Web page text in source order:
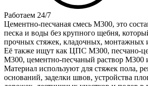
Работаем 24/7
Цементно-песчаная смесь М300, это
песка и воды без крупного щебня,
прочных стяжек, кладочных, монтажных
Её также ищут как ЦПС М300, песчано-
М300, цементно-песчаный раствор М300
Материал используют для стяжек пола,
оснований, заделки швов, устройства